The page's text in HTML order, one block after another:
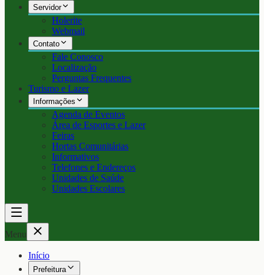
Servidor
Holerite
Webmail
Contato
Fale Conosco
Localização
Perguntas Frequentes
Turismo e Lazer
Informações
Agenda de Eventos
Área de Esportes e Lazer
Feiras
Hortas Comunitárias
Informativos
Telefones e Endereços
Unidades de Saúde
Unidades Escolares
Menu
Início
Prefeitura